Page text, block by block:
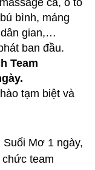
cá, ô tô
bình, máng
gian,…
ban đầu.
Team
tạm biệt và